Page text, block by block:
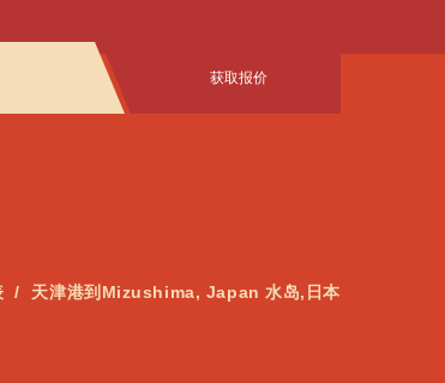
获取报价
天津港到Mizushima, Japan 水岛,日本